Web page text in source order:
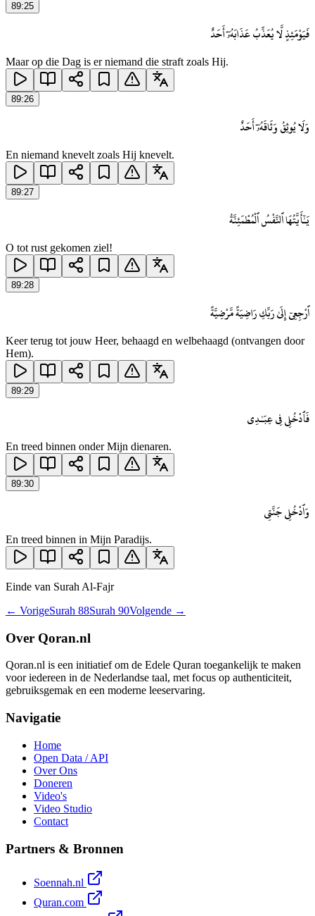
89:25
فَيَوْمَئِذٍ لَّا يُعَذِّبُ عَذَابَهُۥٓ أَحَدٌ
Maar op die Dag is er niemand die straft zoals Hij.
89:26
وَلَا يُوثِقُ وَثَاقَهُۥٓ أَحَدٌ
En niemand knevelt zoals Hij knevelt.
89:27
يَـٰٓأَيَّتُهَا ٱلنَّفْسُ ٱلْمُطْمَئِنَّةُ
O tot rust gekomen ziel!
89:28
ٱرْجِعِىٓ إِلَىٰ رَبِّكِ رَاضِيَةً مَّرْضِيَّةً
Keer terug tot jouw Heer, behaagd en welbehaagd (ontvangen door
Hem).
89:29
فَٱدْخُلِى فِى عِبَـٰدِى
En treed binnen onder Mijn dienaren.
89:30
وَٱدْخُلِى جَنَّتِى
En treed binnen in Mijn Paradijs.
Einde van Surah Al-Fajr
← VorigeSurah 88Surah 90Volgende →
Over Qoran.nl
Qoran.nl is een initiatief om de Edele Quran toegankelijk te maken
voor iedereen in de Nederlandse taal, met focus op authenticiteit,
gebruiksgemak en een moderne leeservaring.
Navigatie
Home
Open Data / API
Over Ons
Doneren
Video's
Video Studio
Contact
Partners & Bronnen
Soennah.nl
Quran.com